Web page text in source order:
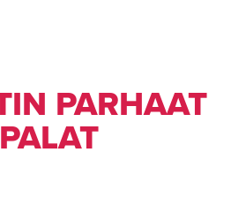
PARHAAT
PALAT